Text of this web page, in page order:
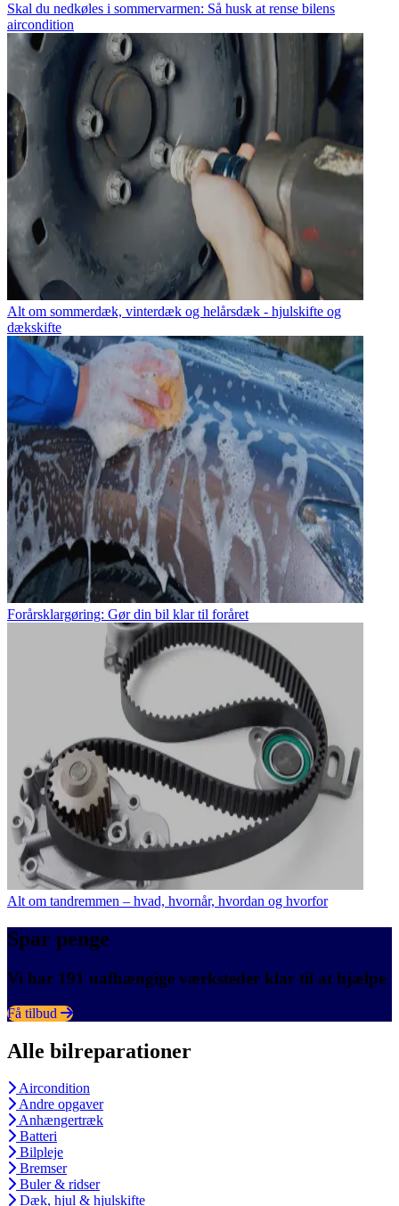
Skal du nedkøles i sommervarmen: Så husk at rense bilens
aircondition
Alt om sommerdæk, vinterdæk og helårsdæk - hjulskifte og
dækskifte
Forårsklargøring: Gør din bil klar til foråret
Alt om tandremmen – hvad, hvornår, hvordan og hvorfor
Spar penge
Vi har 191 uafhængige værksteder klar til at hjælpe
Få tilbud
Alle bilreparationer
Aircondition
Andre opgaver
Anhængertræk
Batteri
Bilpleje
Bremser
Buler & ridser
Dæk, hjul & hjulskifte